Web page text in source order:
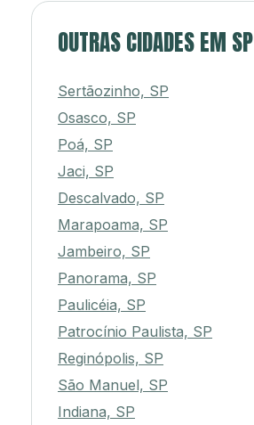
OUTRAS CIDADES EM SP
Sertãozinho, SP
Osasco, SP
Poá, SP
Jaci, SP
Descalvado, SP
Marapoama, SP
Jambeiro, SP
Panorama, SP
Paulicéia, SP
Patrocínio Paulista, SP
Reginópolis, SP
São Manuel, SP
Indiana, SP